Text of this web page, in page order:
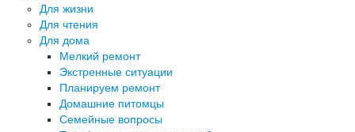
Для жизни
Для чтения
Для дома
Мелкий ремонт
Экстренные ситуации
Планируем ремонт
Домашние питомцы
Семейные вопросы